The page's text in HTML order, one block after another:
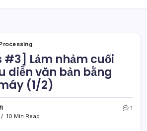
#3] Lảm nhảm cuối
diễn văn bản bằng
(1/2)
10 Min Read
1